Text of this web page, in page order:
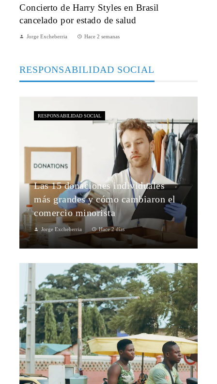
Concierto de Harry Styles en Brasil
cancelado por estado de salud
Jorge Excheberria Hace 2 semanas
RESPONSABILIDAD SOCIAL
Las 15 donaciones individuales
más grandes y cómo cambiaron el
comercio minorista
Jorge Excheberria Hace 2 días
RESPONSABILIDAD SOCIAL